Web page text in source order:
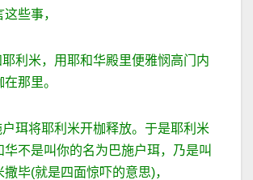
些事，
利米，用耶和华殿里便雅悯高门内
那里。
珥将耶利米开枷释放。于是耶利米
华不是叫你的名为巴施户珥，乃是叫
毕(就是四面惊吓的意思)，